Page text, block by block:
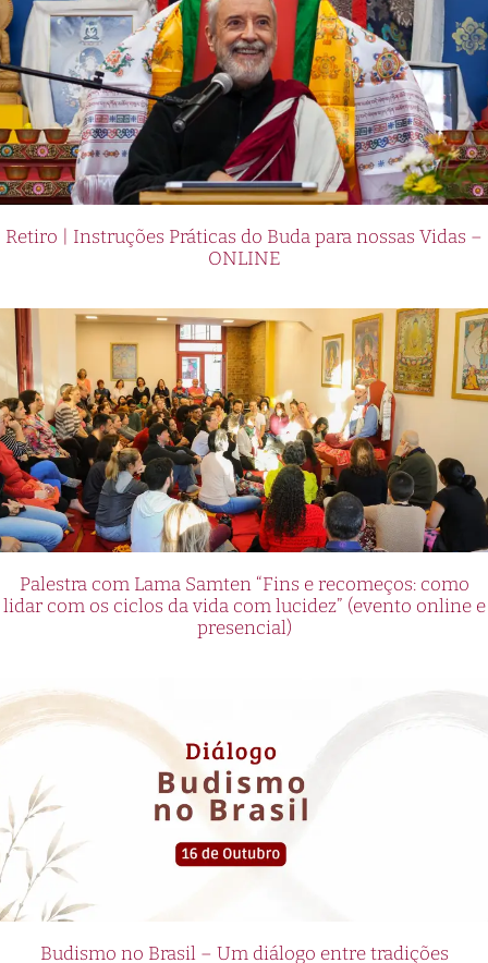
Retiro | Instruções Práticas do Buda para nossas Vidas –
ONLINE
Palestra com Lama Samten “Fins e recomeços: como
lidar com os ciclos da vida com lucidez” (evento online e
presencial)
Budismo no Brasil – Um diálogo entre tradições